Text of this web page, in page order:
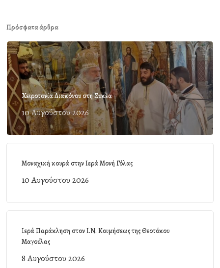
Πρόσφατα άρθρα
Χειροτονία Διακόνου στη Συκέα
10 Αυγούστου 2026
Μοναχική κουρά στην Ιερά Μονή Γόλας
10 Αυγούστου 2026
Ιερά Παράκληση στον Ι.Ν. Κοιμήσεως της Θεοτόκου
Μαγούλας
8 Αυγούστου 2026